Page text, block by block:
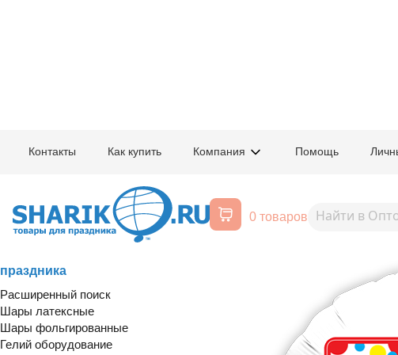
Контакты Как купить Компания Помощь
0 товаров
Рекламная печать на шарах -
логотипом. Печать на
праздника
Расширенный поиск
Шары латексные
Шары фольгированные
Гелий оборудование